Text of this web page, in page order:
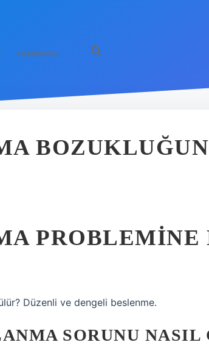
Hakkımızda
PROBLEMINE
Düzenli ve dengeli beslenme.
SORUNU NASIL